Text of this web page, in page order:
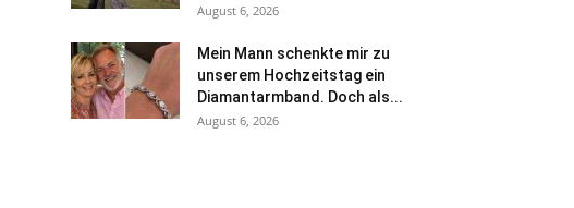
August 6, 2026
Mein Mann schenkte mir zu
unserem Hochzeitstag ein
Diamantarmband. Doch als...
August 6, 2026